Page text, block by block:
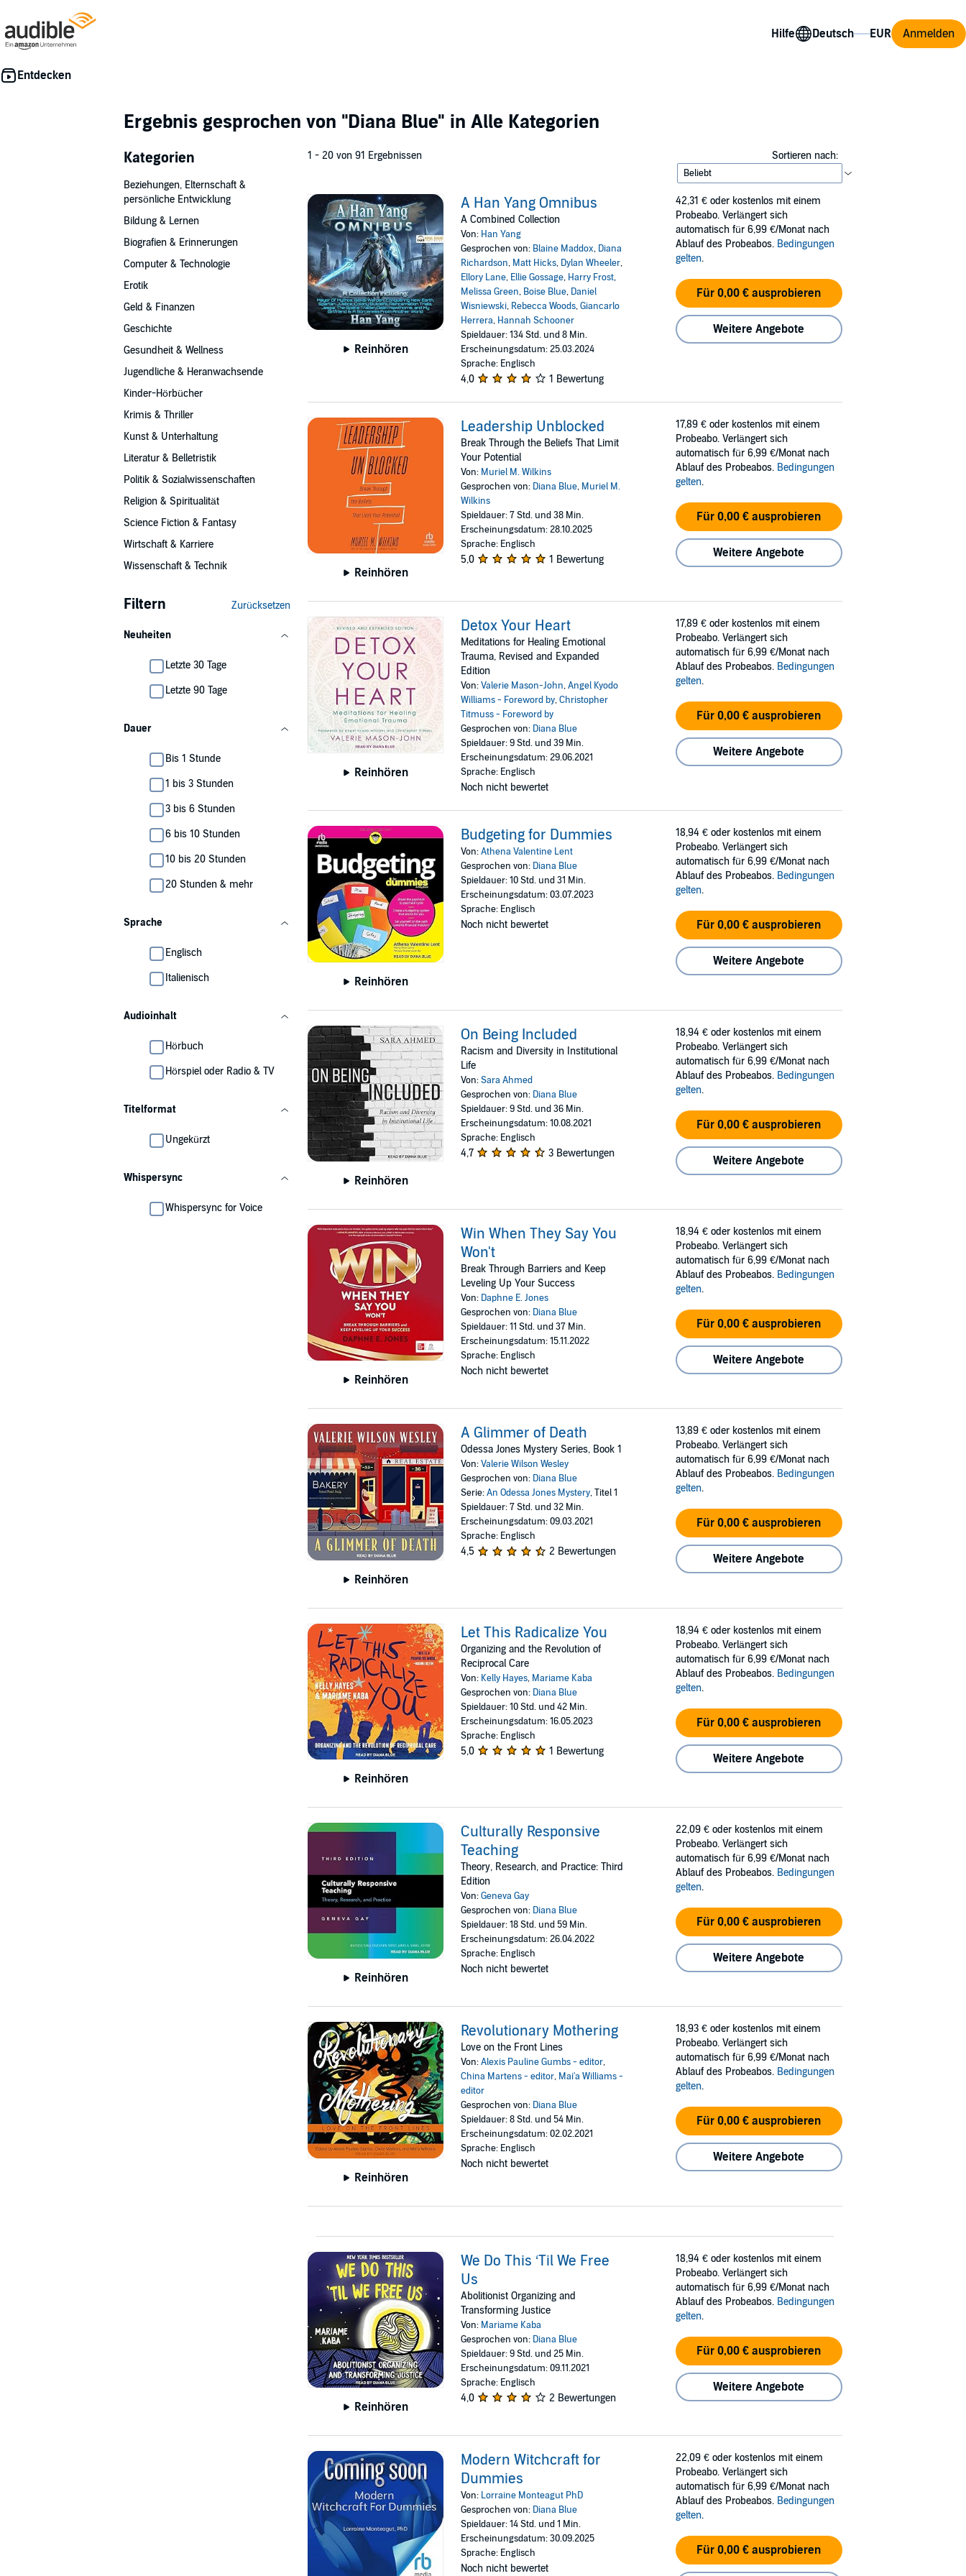
Hilfe Anmelden
Ergebnis gesprochen von "Diana Blue" in Alle Kategorien
Kategorien
Beziehungen, Elternschaft &
persönliche Entwicklung
Bildung & Lernen
Biografien & Erinnerungen
Computer & Technologie
Erotik
Geld & Finanzen
Geschichte
Gesundheit & Wellness
Jugendliche & Heranwachsende
Kinder-Hörbücher
Krimis & Thriller
Kunst & Unterhaltung
Literatur & Belletristik
Politik & Sozialwissenschaften
Religion & Spiritualität
Science Fiction & Fantasy
Wirtschaft & Karriere
Wissenschaft & Technik
Filtern Zurücksetzen
Neuheiten
Letzte 30 Tage
Letzte 90 Tage
Dauer
Bis 1 Stunde
1 bis 3 Stunden
3 bis 6 Stunden
6 bis 10 Stunden
10 bis 20 Stunden
20 Stunden & mehr
Sprache
Englisch
Italienisch
Audioinhalt
Hörbuch
Hörspiel oder Radio & TV
Titelformat
Ungekürzt
Whispersync
Whispersync for Voice
1 - 20 von 91 Ergebnissen Sortieren nach:
Reinhören
A Han Yang Omnibus
A Combined Collection
Von: Han Yang
Gesprochen von: Blaine Maddox, Diana
Richardson, Matt Hicks, Dylan Wheeler,
Ellory Lane, Ellie Gossage, Harry Frost,
Melissa Green, Boise Blue, Daniel
Wisniewski, Rebecca Woods,Giancarlo
Herrera, Hannah Schooner
Spieldauer: 134 Std. und 8 Min.
Erscheinungsdatum: 25.03.2024
Sprache: Englisch
4,0 1 Bewertung
42,31 € oder kostenlos mit einem
Probeabo. Verlängert sich
automatisch für 6,99 €/Monat nach
Ablauf des Probeabos. Bedingungen
gelten.
Für 0,00 € ausprobieren
Weitere Angebote
Reinhören
Leadership Unblocked
Break Through the Beliefs That Limit
Your Potential
Von: Muriel M. Wilkins
Gesprochen von: Diana Blue, Muriel M.
Wilkins
Spieldauer: 7 Std. und 38 Min.
Erscheinungsdatum: 28.10.2025
Sprache: Englisch
5,0 1 Bewertung
17,89 € oder kostenlos mit einem
Probeabo. Verlängert sich
automatisch für 6,99 €/Monat nach
Ablauf des Probeabos. Bedingungen
gelten.
Für 0,00 € ausprobieren
Weitere Angebote
Reinhören
Detox Your Heart
Meditations for Healing Emotional
Trauma, Revised and Expanded
Edition
Von:Valerie Mason-John,Angel Kyodo
Williams - Foreword by,Christopher
Titmuss - Foreword by
Gesprochen von: Diana Blue
Spieldauer: 9 Std. und 39 Min.
Erscheinungsdatum: 29.06.2021
Sprache: Englisch
Noch nicht bewertet
17,89 € oder kostenlos mit einem
Probeabo. Verlängert sich
automatisch für 6,99 €/Monat nach
Ablauf des Probeabos. Bedingungen
gelten.
Für 0,00 € ausprobieren
Weitere Angebote
Reinhören
Budgeting for Dummies
Von:Athena Valentine Lent
Gesprochen von: Diana Blue
Spieldauer: 10 Std. und 31 Min.
Erscheinungsdatum: 03.07.2023
Sprache: Englisch
Noch nicht bewertet
18,94 € oder kostenlos mit einem
Probeabo. Verlängert sich
automatisch für 6,99 €/Monat nach
Ablauf des Probeabos. Bedingungen
gelten.
Für 0,00 € ausprobieren
Weitere Angebote
Reinhören
On Being Included
Racism and Diversity in Institutional
Life
Von:Sara Ahmed
Gesprochen von: Diana Blue
Spieldauer: 9 Std. und 36 Min.
Erscheinungsdatum: 10.08.2021
Sprache: Englisch
4,7 3 Bewertungen
18,94 € oder kostenlos mit einem
Probeabo. Verlängert sich
automatisch für 6,99 €/Monat nach
Ablauf des Probeabos. Bedingungen
gelten.
Für 0,00 € ausprobieren
Weitere Angebote
Reinhören
Win When They Say You
Won't
Break Through Barriers and Keep
Leveling Up Your Success
Von: Daphne E. Jones
Gesprochen von: Diana Blue
Spieldauer: 11 Std. und 37 Min.
Erscheinungsdatum: 15.11.2022
Sprache: Englisch
Noch nicht bewertet
18,94 € oder kostenlos mit einem
Probeabo. Verlängert sich
automatisch für 6,99 €/Monat nach
Ablauf des Probeabos. Bedingungen
gelten.
Für 0,00 € ausprobieren
Weitere Angebote
Reinhören
A Glimmer of Death
Odessa Jones Mystery Series, Book 1
Von:Valerie Wilson Wesley
Gesprochen von: Diana Blue
Serie:An Odessa Jones Mystery, Titel 1
Spieldauer: 7 Std. und 32 Min.
Erscheinungsdatum: 09.03.2021
Sprache: Englisch
4,5 2 Bewertungen
13,89 € oder kostenlos mit einem
Probeabo. Verlängert sich
automatisch für 6,99 €/Monat nach
Ablauf des Probeabos. Bedingungen
gelten.
Für 0,00 € ausprobieren
Weitere Angebote
Reinhören
Let This Radicalize You
Organizing and the Revolution of
Reciprocal Care
Von: Kelly Hayes, Mariame Kaba
Gesprochen von: Diana Blue
Spieldauer: 10 Std. und 42 Min.
Erscheinungsdatum: 16.05.2023
Sprache: Englisch
5,0 1 Bewertung
18,94 € oder kostenlos mit einem
Probeabo. Verlängert sich
automatisch für 6,99 €/Monat nach
Ablauf des Probeabos. Bedingungen
gelten.
Für 0,00 € ausprobieren
Weitere Angebote
Reinhören
Culturally Responsive
Teaching
Theory, Research, and Practice: Third
Edition
Von:Geneva Gay
Gesprochen von: Diana Blue
Spieldauer: 18 Std. und 59 Min.
Erscheinungsdatum: 26.04.2022
Sprache: Englisch
Noch nicht bewertet
22,09 € oder kostenlos mit einem
Probeabo. Verlängert sich
automatisch für 6,99 €/Monat nach
Ablauf des Probeabos. Bedingungen
gelten.
Für 0,00 € ausprobieren
Weitere Angebote
Reinhören
Revolutionary Mothering
Love on the Front Lines
Von:Alexis Pauline Gumbs - editor,
China Martens - editor, Mai'a Williams -
editor
Gesprochen von: Diana Blue
Spieldauer: 8 Std. und 54 Min.
Erscheinungsdatum: 02.02.2021
Sprache: Englisch
Noch nicht bewertet
18,93 € oder kostenlos mit einem
Probeabo. Verlängert sich
automatisch für 6,99 €/Monat nach
Ablauf des Probeabos. Bedingungen
gelten.
Für 0,00 € ausprobieren
Weitere Angebote
Reinhören
We Do This ‘Til We Free
Us
Abolitionist Organizing and
Transforming Justice
Von: Mariame Kaba
Gesprochen von: Diana Blue
Spieldauer: 9 Std. und 25 Min.
Erscheinungsdatum: 09.11.2021
Sprache: Englisch
4,0 2 Bewertungen
18,94 € oder kostenlos mit einem
Probeabo. Verlängert sich
automatisch für 6,99 €/Monat nach
Ablauf des Probeabos. Bedingungen
gelten.
Für 0,00 € ausprobieren
Weitere Angebote
Modern Witchcraft for
Dummies
Von: Lorraine Monteagut PhD
Gesprochen von: Diana Blue
Spieldauer: 14 Std. und 1 Min.
Erscheinungsdatum: 30.09.2025
Sprache: Englisch
Noch nicht bewertet
22,09 € oder kostenlos mit einem
Probeabo. Verlängert sich
automatisch für 6,99 €/Monat nach
Ablauf des Probeabos. Bedingungen
gelten.
Für 0,00 € ausprobieren